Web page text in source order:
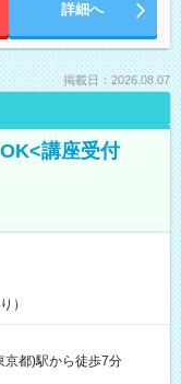
詳細へ
掲載日：2026.08.07
講座受付
）
京都)駅から徒歩7分